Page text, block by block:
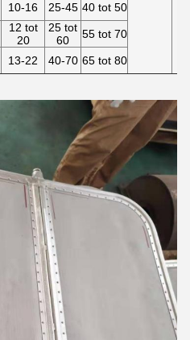
10-16 25-45 40 tot 50
12 tot
20
25 tot
60
55 tot 70
13-22 40-70 65 tot 80